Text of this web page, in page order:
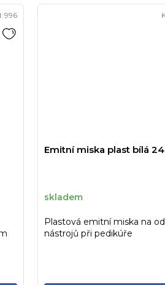
996
Emitní miska plast bílá
skladem
Plastová emitní miska na
nástrojů při pedikúře